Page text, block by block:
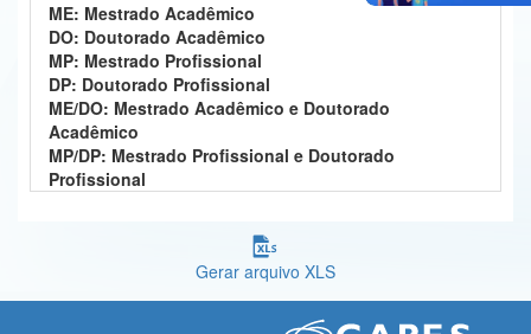
Controladoria-Geral da União
Ministério da Mulher, da Família e dos Direitos Humanos
Secretaria-Geral
Secretaria de Governo
Banco Central do Brasil
ME: Mestrado Acadêmico
DO: Doutorado Acadêmico
MP: Mestrado Profissional
DP: Doutorado Profissional
ME/DO: Mestrado Acadêmico e Doutorado
Acadêmico
MP/DP: Mestrado Profissional e Doutorado
Profissional
Gerar arquivo XLS